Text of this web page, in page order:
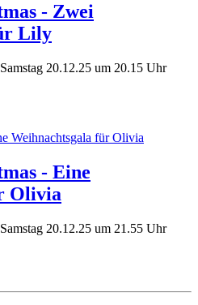
- Zwei
Lily
20.12.25 um 20.15 Uhr
- Eine
Olivia
20.12.25 um 21.55 Uhr